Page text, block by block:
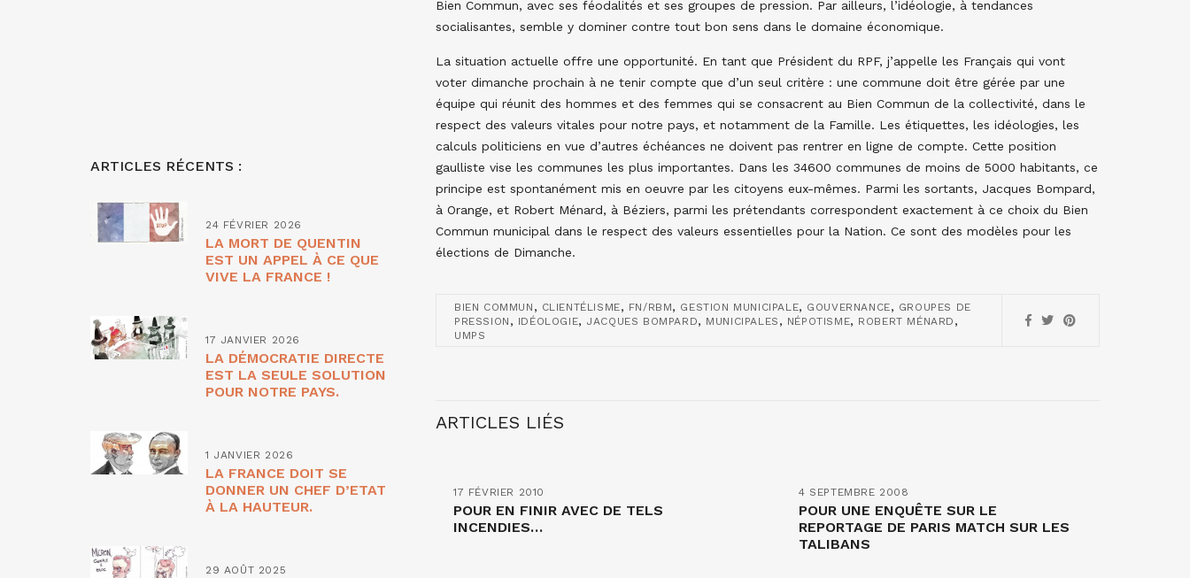
Bien Commun, avec ses féodalités et ses groupes de pression. Par ailleurs, l’idéologie, à tendances
socialisantes, semble y dominer contre tout bon sens dans le domaine économique.
La situation actuelle offre une opportunité. En tant que Président du RPF, j’appelle les Français qui vont
voter dimanche prochain à ne tenir compte que d’un seul critère : une commune doit être gérée par une
équipe qui réunit des hommes et des femmes qui se consacrent au Bien Commun de la collectivité, dans le
respect des valeurs vitales pour notre pays, et notamment de la Famille. Les étiquettes, les idéologies, les
calculs politiciens en vue d’autres échéances ne doivent pas rentrer en ligne de compte. Cette position
gaulliste vise les communes les plus importantes. Dans les 34600 communes de moins de 5000 habitants, ce
principe est spontanément mis en oeuvre par les citoyens eux-mêmes. Parmi les sortants, Jacques Bompard,
à Orange, et Robert Ménard, à Béziers, parmi les prétendants correspondent exactement à ce choix du Bien
Commun municipal dans le respect des valeurs essentielles pour la Nation. Ce sont des modèles pour les
élections de Dimanche.
BIEN COMMUN , CLIENTÉLISME, FN/RBM, GESTION MUNICIPALE, GOUVERNANCE, GROUPES DE
PRESSION , IDÉOLOGIE, JACQUES BOMPARD, MUNICIPALES , NÉPOTISME, ROBERT MÉNARD ,
UMPS
ARTICLES LIÉS
17 FÉVRIER 2010
POUR EN FINIR AVEC DE TELS
INCENDIES…
4 SEPTEMBRE 2008
POUR UNE ENQUÊTE SUR LE
REPORTAGE DE PARIS MATCH SUR LES
TALIBANS
ARTICLES RÉCENTS :
24 FÉVRIER 2026
LA MORT DE QUENTIN
EST UN APPEL À CE QUE
VIVE LA FRANCE !
17 JANVIER 2026
LA DÉMOCRATIE DIRECTE
EST LA SEULE SOLUTION
POUR NOTRE PAYS.
1 JANVIER 2026
LA FRANCE DOIT SE
DONNER UN CHEF D’ETAT
À LA HAUTEUR.
29 AOÛT 2025